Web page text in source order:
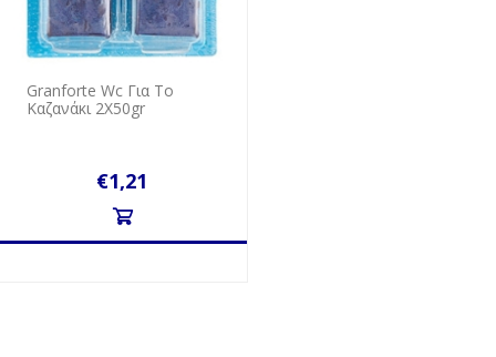
Granforte Wc Για Το
Καζανάκι 2Χ50gr
€1,21